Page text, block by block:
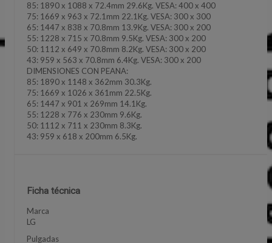
85: 1890 x 1088 x 72.4mm 29.6Kg. VESA: 400 x 400
75: 1669 x 963 x 72.1mm 22.1Kg. VESA: 300 x 300
65: 1447 x 838 x 70.8mm 13.9Kg. VESA: 300 x 200
55: 1228 x 715 x 70.8mm 9.5Kg. VESA: 300 x 200
50: 1112 x 649 x 70.8mm 8.2Kg. VESA: 300 x 200
43: 959 x 563 x 70.8mm 6.4Kg. VESA: 300 x 200
DIMENSIONES CON PEANA:
85: 1890 x 1148 x 362mm 30.3Kg.
75: 1669 x 1026 x 361mm 22.5Kg.
65: 1447 x 901 x 269mm 14.1Kg.
55: 1228 x 776 x 230mm 9.6Kg.
50: 1112 x 711 x 230mm 8.3Kg.
43: 959 x 618 x 200mm 6.5Kg.
Ficha técnica
Marca
LG
Pulgadas